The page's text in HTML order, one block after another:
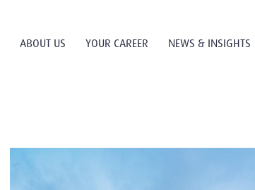
ABOUT US YOUR CAREER NEWS & INSIGHTS